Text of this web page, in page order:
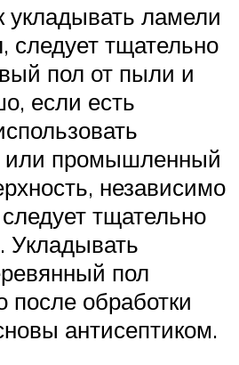
укладывать ламели
следует тщательно
пол от пыли и
если есть
или промышленный
независимо
тщательно
Укладывать
пол
после обработки
антисептиком.